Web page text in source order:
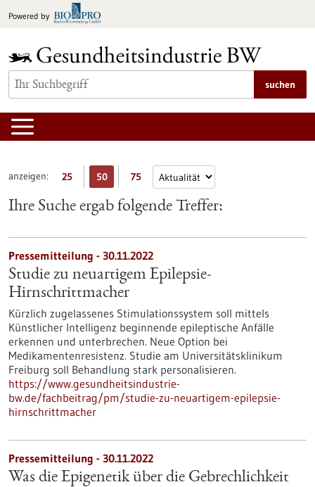
Inhalt
Powered by
suchen
anzeigen: 25 50 75
Ihre Suche ergab folgende Treffer:
Pressemitteilung - 30.11.2022
Studie zu neuartigem Epilepsie-
Hirnschrittmacher
Kürzlich zugelassenes Stimulationssystem soll mittels
Künstlicher Intelligenz beginnende epileptische Anfälle
erkennen und unterbrechen. Neue Option bei
Medikamentenresistenz. Studie am Universitätsklinikum
Freiburg soll Behandlung stark personalisieren.
https://www.gesundheitsindustrie-
bw.de/fachbeitrag/pm/studie-zu-neuartigem-epilepsie-
hirnschrittmacher
Pressemitteilung - 30.11.2022
Was die Epigenetik über die Gebrechlichkeit